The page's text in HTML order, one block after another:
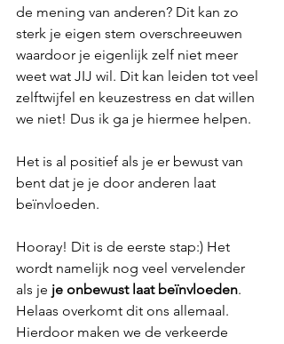
de mening van anderen? Dit kan zo
sterk je eigen stem overschreeuwen
waardoor je eigenlijk zelf niet meer
weet wat JIJ wil. Dit kan leiden tot veel
zelftwijfel en keuzestress en dat willen
we niet! Dus ik ga je hiermee helpen.
Het is al positief als je er bewust van
bent dat je je door anderen laat
beïnvloeden.
Hooray! Dit is de eerste stap:) Het
wordt namelijk nog veel vervelender
als je je onbewust laat beïnvloeden.
Helaas overkomt dit ons allemaal.
Hierdoor maken we de verkeerde